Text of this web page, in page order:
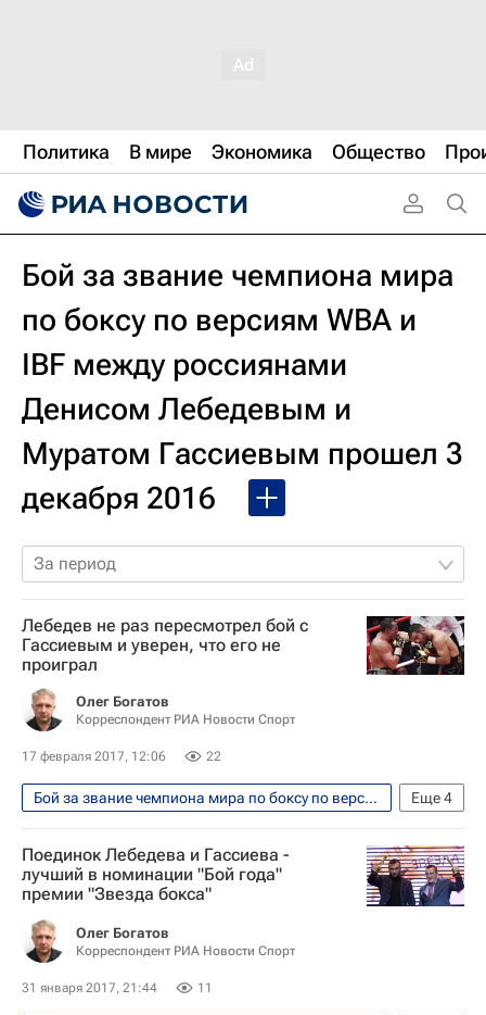
Политика В мире Экономика Общество
Бой за звание чемпиона мира
по боксу по версиям WBA и
IBF между россиянами
Денисом Лебедевым и
Муратом Гассиевым прошел 3
декабря 2016
За период
Лебедев не раз пересмотрел бой с
Гассиевым и уверен, что его не
проиграл
Олег Богатов
Корреспондент РИА Новости Спорт
17 февраля 2017, 12:06 22
Еще4
Бой за звание чемпиона мира по боксу по версиям WBA и IBF между россиянами Денисом Лебедевым и Муратом Гассиевым прошел 3 декабря 2016
Единоборства
Спорт
Мурат Гассиев
Денис Лебедев
Поединок Лебедева и Гассиева -
лучший в номинации "Бой года"
премии "Звезда бокса"
Олег Богатов
Корреспондент РИА Новости Спорт
31 января 2017, 21:44 11